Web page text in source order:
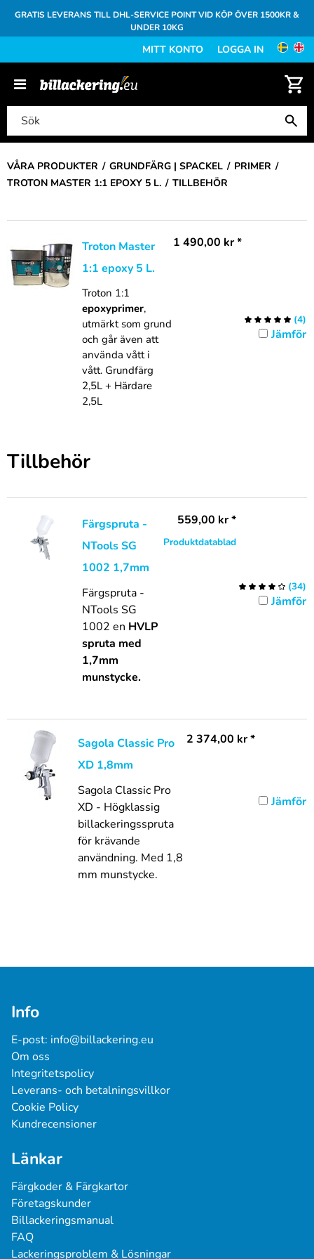
GRATIS LEVERANS TILL DHL-SERVICE POINT VID KÖP ÖVER 1500KR &
UNDER 10KG
MITT KONTO LOGGA IN
VÅRA PRODUKTER GRUNDFÄRG | SPACKEL
PRIMER
TROTON MASTER 1:1 EPOXY 5 L.
TILLBEHÖR
Troton Master
1:1 epoxy 5 L.
Troton 1:1
epoxyprimer,
utmärkt som grund
och går även att
använda vått i
vått. Grundfärg
2,5L + Härdare
2,5L
1 490,00 kr*
(4)
Jämför
Tillbehör
Färgspruta -
NTools SG
1002 1,7mm
Färgspruta -
NTools SG
1002 en HVLP
spruta med
1,7mm
munstycke.
559,00 kr*
Produktdatablad
(34)
Jämför
Sagola Classic Pro
XD 1,8mm
Sagola Classic Pro
XD - Högklassig
billackeringsspruta
för krävande
användning. Med 1,8
mm munstycke.
2 374,00 kr*
Jämför
Info
E-post: info@billackering.eu
Om oss
Integritetspolicy
Leverans- och betalningsvillkor
Cookie Policy
Kundrecensioner
Länkar
Färgkoder & Färgkartor
Företagskunder
Billackeringsmanual
FAQ
Lackeringsproblem & Lösningar